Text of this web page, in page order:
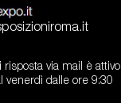
risposta via mail è attivo
venerdì dalle ore 9:30